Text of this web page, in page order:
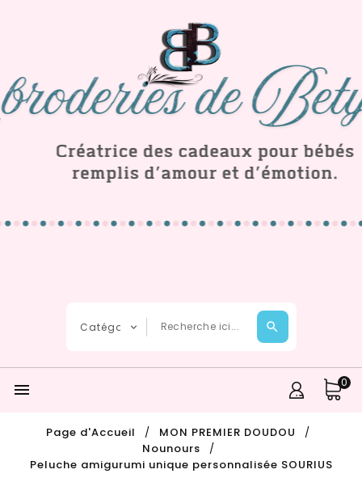
 0
Page d'Accueil
MON PREMIER DOUDOU
Nounours
Peluche amigurumi unique personnalisée SOURIUS